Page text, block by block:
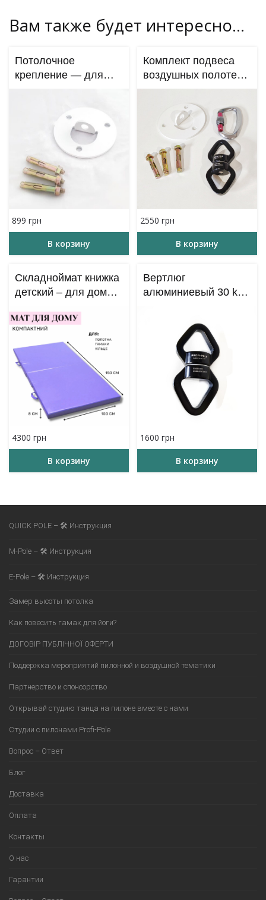
Вам также будет интересно…
Потолочное
крепление — для
899 грн
В корзину
Комплект подвеса
воздушных полотен
для дома
2550 грн
В корзину
Складноймат книжка
детский – для дома
4300 грн
В корзину
Вертлюг
алюминиевый 30 kN
1600 грн
В корзину
QUICK POLE – 🛠 Инструкция
M-Pole – 🛠 Инструкция
E-Pole – 🛠 Инструкция
Замер высоты потолка
Как повесить гамак для йоги?
ДОГОВІР ПУБЛІЧНОЇ ОФЕРТИ
Поддержка мероприятий пилонной и воздушной тематики
Партнерство и спонсорство
Открывай студию танца на пилоне вместе с нами
Студии с пилонами Profi-Pole
Вопрос – Ответ
Блог
Доставка
Оплата
Контакты
О нас
Гарантии